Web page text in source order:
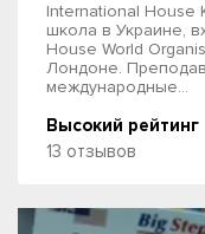
International House
школа в Украине,
House World
Лондоне.
международные...
Высокий рейтинг
13 отзывов